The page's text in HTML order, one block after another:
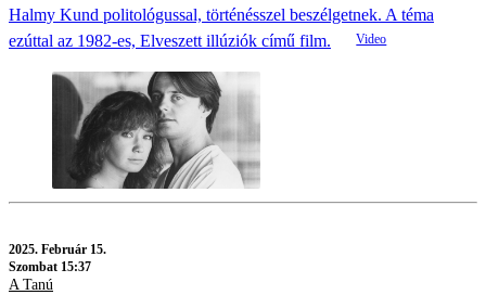
Halmy Kund politológussal, történésszel beszélgetnek. A téma
ezúttal az 1982-es, Elveszett illúziók című film.
2025. Február 15.
Szombat 15:37
A Tanú